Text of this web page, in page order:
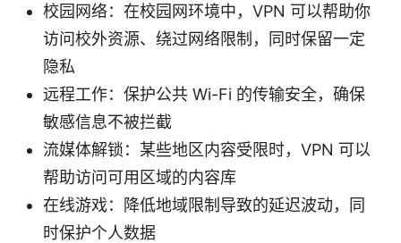
校园网络：在校园网环境中，VPN 可以帮助你
访问校外资源、绕过网络限制，同时保留一定
隐私
远程工作：保护公共 Wi-Fi 的传输安全，确保
敏感信息不被拦截
流媒体解锁：某些地区内容受限时，VPN 可以
帮助访问可用区域的内容库
在线游戏：降低地域限制导致的延迟波动，同
时保护个人数据